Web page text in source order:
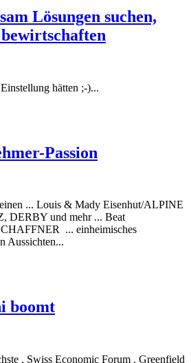
Lösungen suchen,
hätten ;-)...
Passion
... Louis & Mady Eisenhut/ALPINE
DERBY und mehr ... Beat
... einheimisches
Aussichten...
boomt
. Swiss Economic Forum . Greenfield